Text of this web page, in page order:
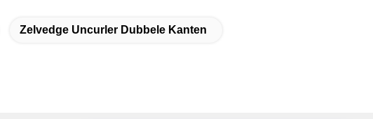
Zelvedge Uncurler Dubbele Kanten